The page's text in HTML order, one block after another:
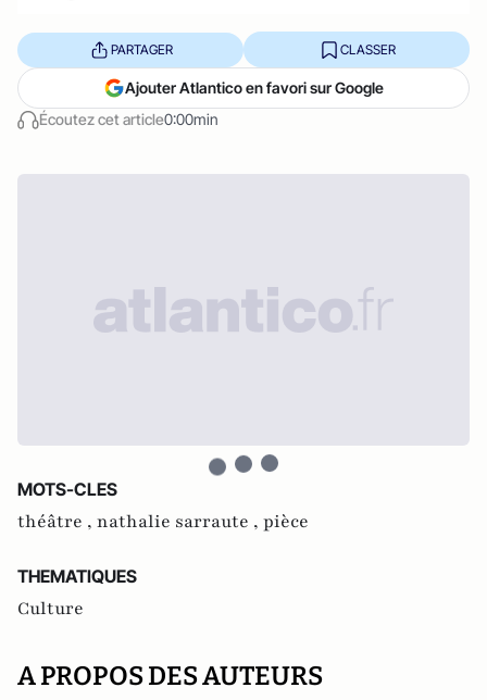
Écoutez cet article0:00min
PARTAGER CLASSER
Ajouter Atlantico en favori sur Google
MOTS-CLES
théâtre , nathalie sarraute , pièce
THEMATIQUES
Culture
A PROPOS DES AUTEURS